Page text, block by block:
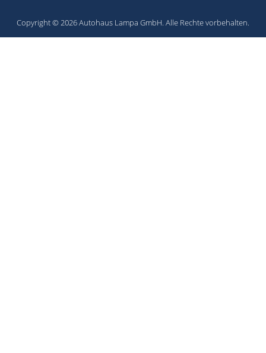
Copyright © 2026 Autohaus Lampa GmbH. Alle Rechte vorbehalten.